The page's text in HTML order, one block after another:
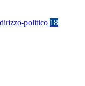
politico 18